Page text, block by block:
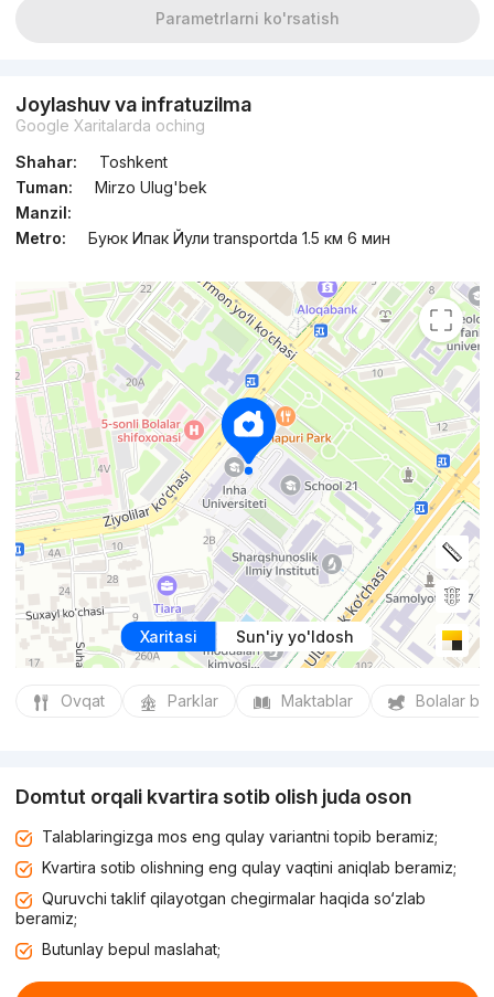
Parametrlarni ko'rsatish
Joylashuv va infratuzilma
Google Xaritalarda oching
Shahar:
Toshkent
Tuman:
Mirzo Ulug'bek
Manzil:
Metro:
Буюк Ипак Йули transportda 1.5 км 6 мин
Xaritasi Sun'iy yo'ldosh
Ovqat Parklar Maktablar Bolalar
Domtut orqali kvartira sotib olish juda oson
Talablaringizga mos eng qulay variantni topib beramiz;
Kvartira sotib olishning eng qulay vaqtini aniqlab beramiz;
Quruvchi taklif qilayotgan chegirmalar haqida so‘zlab
beramiz;
Butunlay bepul maslahat;